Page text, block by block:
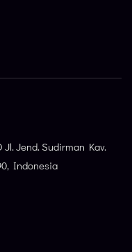
Jl. Jend. Sudirman Kav.
Indonesia